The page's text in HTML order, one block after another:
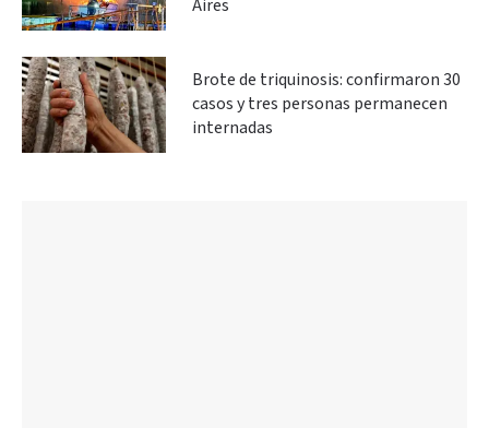
Aires
Brote de triquinosis: confirmaron 30
casos y tres personas permanecen
internadas